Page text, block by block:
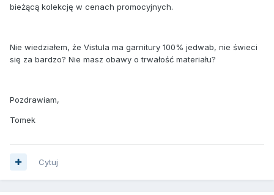
bieżącą kolekcję w cenach promocyjnych.
Nie wiedziałem, że Vistula ma garnitury 100% jedwab, nie świeci
się za bardzo? Nie masz obawy o trwałość materiału?
Pozdrawiam,
Tomek
Cytuj